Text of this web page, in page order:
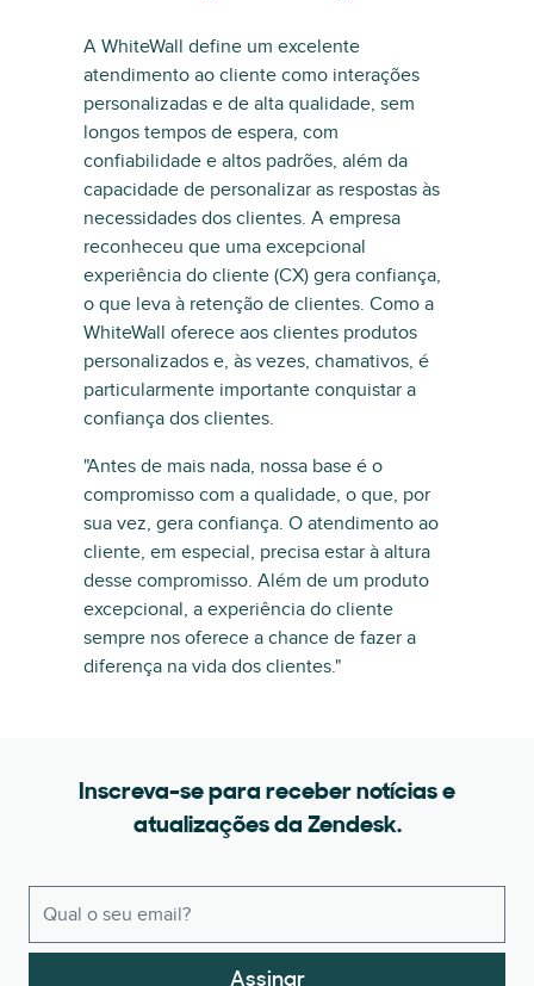
A WhiteWall define um excelente
atendimento ao cliente como interações
personalizadas e de alta qualidade, sem
longos tempos de espera, com
confiabilidade e altos padrões, além da
capacidade de personalizar as respostas às
necessidades dos clientes. A empresa
reconheceu que uma excepcional
experiência do cliente (CX) gera confiança,
o que leva à retenção de clientes. Como a
WhiteWall oferece aos clientes produtos
personalizados e, às vezes, chamativos, é
particularmente importante conquistar a
confiança dos clientes.
"Antes de mais nada, nossa base é o
compromisso com a qualidade, o que, por
sua vez, gera confiança. O atendimento ao
cliente, em especial, precisa estar à altura
desse compromisso. Além de um produto
excepcional, a experiência do cliente
sempre nos oferece a chance de fazer a
diferença na vida dos clientes."
Inscreva-se para receber notícias e
atualizações da Zendesk.
Assinar